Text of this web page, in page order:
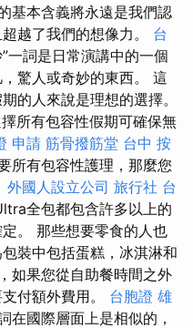
基本含義將永遠是我們認
越了我們的想像力。 台
”一詞是日常演講中的一個
驚人或奇妙的東西。 這
的人來說是理想的選擇。
所有包容性假期可確保無
申請 筋骨撥筋堂 台中 按
所有包容性護理，那麼您
外國人設立公司 旅行社 台
全包都包含許多以上的
。 那些想要零食的人也
裝中包括蛋糕，冰淇淋和
如果您從自助餐時間之外
付額外費用。 台胞證 雄
在國際層面上是相似的，